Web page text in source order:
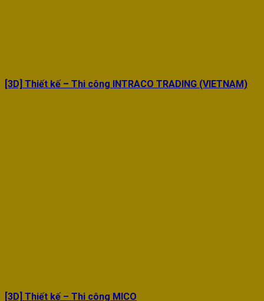
[3D] Thiết kế – Thi công INTRACO TRADING (VIETNAM)
[3D] Thiết kế – Thi công MICO